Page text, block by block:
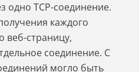
одно TCP-соединение.
каждого
веб-страницу,
соединение. С
могло быть